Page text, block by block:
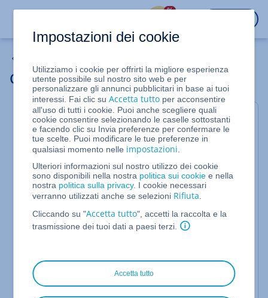
%
Creare un ruolo
Per Server Cloud e Server Dedicati gestiti
nel Cloud Panel
In questo articolo ti spieghiamo come creare un
ruolo nel Cloud Panel. Per farlo, procedi come
segue:
Nella barra del titolo, fai clic su
quello desiderato.
Si apre il Cloud Panel.
Impostazioni dei cookie
Utilizziamo i cookie per offrirti la migliore esperienza
utente possibile sul nostro sito web e per
personalizzare gli annunci pubblicitari in base ai tuoi
interessi. Fai clic suAccetta tutto per acconsentire
all'uso di tutti i cookie. Puoi anche scegliere quali
cookie consentire selezionando le caselle sottostanti
e facendo clic su Invia preferenze per confermare le
tue scelte. Puoi modificare le tue preferenze in
qualsiasi momento nelle impostazioni
Ulteriori informazioni sul nostro utilizzo dei cookie
sono disponibili nella nostra politica sui cookie e nella
nostra politica sulla privacy. I cookie necessari
verranno utilizzati anche se selezioni Rifiuta
Cliccando su "Accetta tutto", accetti la raccolta e la
trasmissione dei tuoi dati a paesi terzi.
Accetta tutto